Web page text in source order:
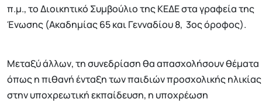
π.μ., το Διοικητικό Συμβούλιο της ΚΕΔΕ στα γραφεία της
Ένωσης (Ακαδημίας 65 και Γενναδίου 8, 3ος όροφος).
Μεταξύ άλλων, τη συνεδρίαση θα απασχολήσουν θέματα
όπως η πιθανή ένταξη των παιδιών προσχολικής ηλικίας
στην υποχρεωτική εκπαίδευση, η υποχρέωση